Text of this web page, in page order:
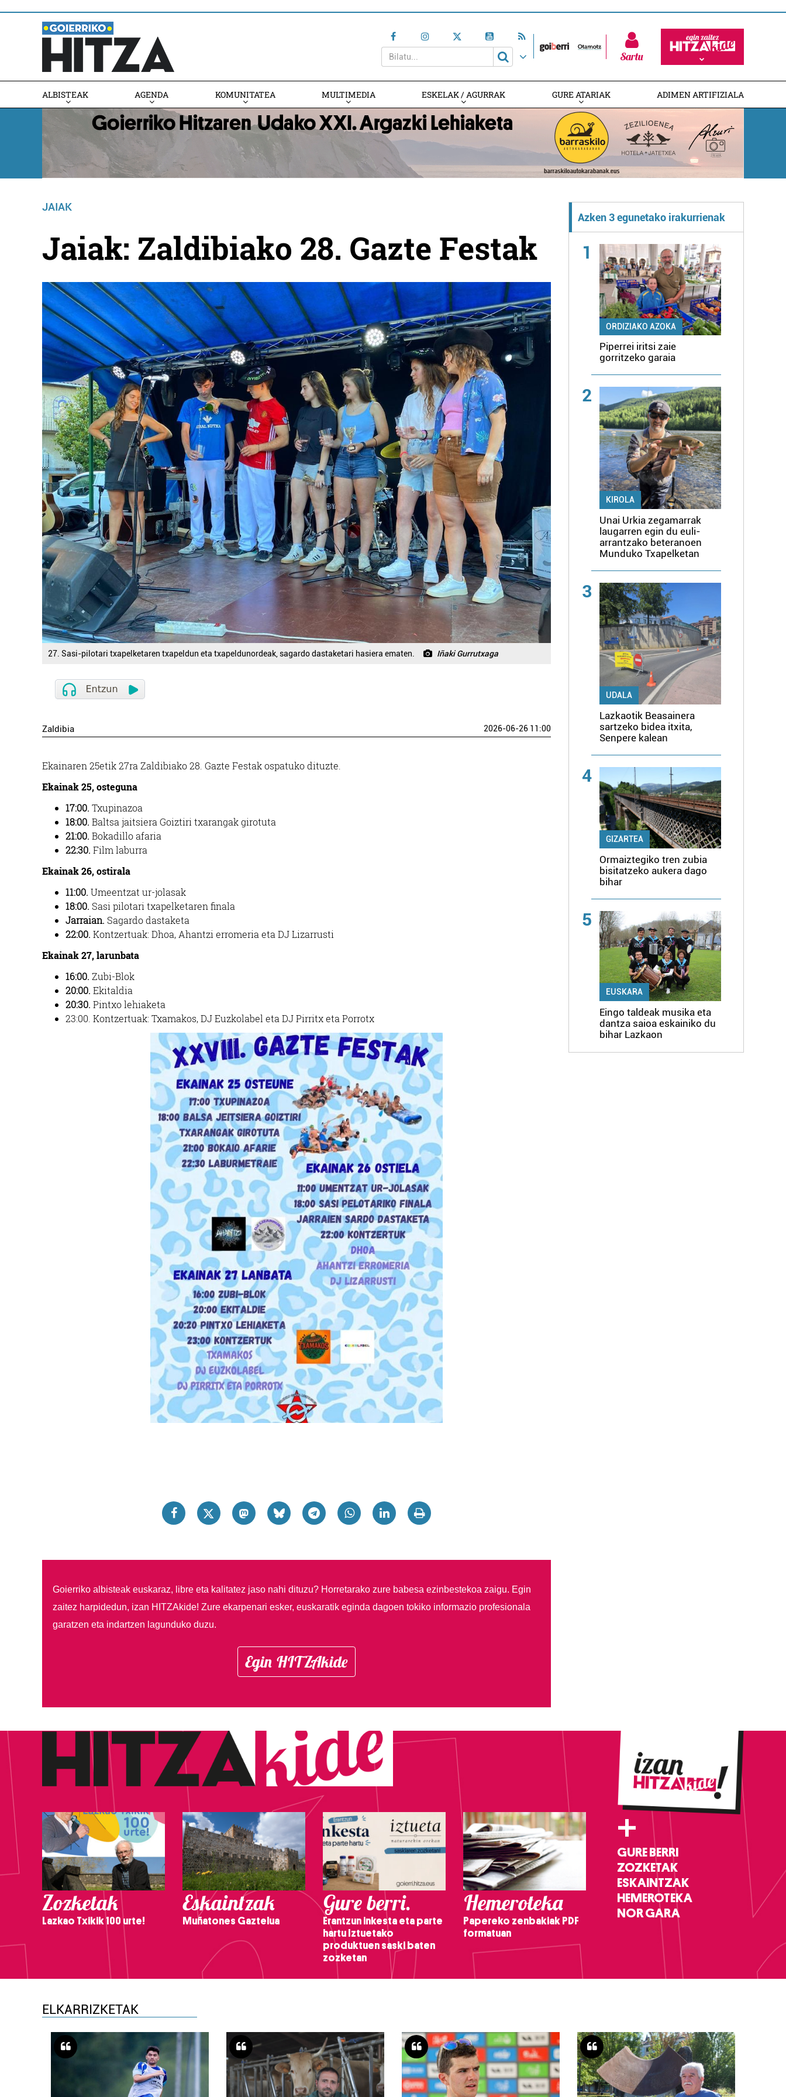
Sartu
ALBISTEAK AGENDA KOMUNITATEA MULTIMEDIA ESKELAK / AGURRAK GURE ATARIAK ADIMEN ARTIFIZIALA
JAIAK
Jaiak: Zaldibiako 28. Gazte Festak
27. Sasi-pilotari txapelketaren txapeldun eta txapeldunordeak, sagardo dastaketari hasiera ematen. Iñaki Gurrutxaga
Zaldibia 2026-06-26 11:00
Ekainaren 25etik 27ra Zaldibiako 28. Gazte Festak ospatuko dituzte.
Ekainak 25, osteguna
17:00. Txupinazoa
18:00. Baltsa jaitsiera Goiztiri txarangak girotuta
21:00. Bokadillo afaria
22:30. Film laburra
Ekainak 26, ostirala
11:00. Umeentzat ur-jolasak
18:00. Sasi pilotari txapelketaren finala
Jarraian. Sagardo dastaketa
22:00. Kontzertuak: Dhoa, Ahantzi erromeria eta DJ Lizarrusti
Ekainak 27, larunbata
16:00. Zubi-Blok
20:00. Ekitaldia
20:30. Pintxo lehiaketa
23:00. Kontzertuak: Txamakos, DJ Euzkolabel eta DJ Pirritx eta Porrotx
Goierriko albisteak euskaraz, libre eta kalitatez jaso nahi dituzu? Horretarako zure babesa ezinbestekoa zaigu. Egin
zaitez harpidedun, izan HITZAkide! Zure ekarpenari esker, euskaratik eginda dagoen tokiko informazio profesionala
garatzen eta indartzen lagunduko duzu.
Egin HITZAkide
Azken 3 egunetako irakurrienak
1
ORDIZIAKO AZOKA
Piperrei iritsi zaie
gorritzeko garaia
2
KIROLA
Unai Urkia zegamarrak
laugarren egin du euli-
arrantzako beteranoen
Munduko Txapelketan
3
UDALA
Lazkaotik Beasainera
sartzeko bidea itxita,
Senpere kalean
4
GIZARTEA
Ormaiztegiko tren zubia
bisitatzeko aukera dago
bihar
5
EUSKARA
Eingo taldeak musika eta
dantza saioa eskainiko du
bihar Lazkaon
Zozketak
Lazkao Txikik 100 urte!
Eskaintzak
Muñatones Gaztelua
Gure berri.
Erantzun inkesta eta parte
hartu Iztuetako
produktuen saski baten
zozketan
Hemeroteka
Papereko zenbakiak PDF
formatuan
+
GURE BERRI
ZOZKETAK
ESKAINTZAK
HEMEROTEKA
NOR GARA
ELKARRIZKETAK